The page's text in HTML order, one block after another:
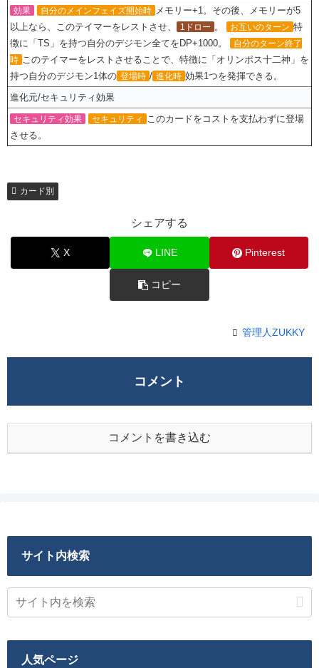
効果 自分のメインフェイズ開始時 メモリー+1。その後、メモリーが5
以上なら、このテイマーをレストさせ、
1ドロー 。 お互いのターン 特
徴に「TS」を持つ自分のデジモン全てをDP+1000。
自分のターン終了
時 このテイマーをレストさせることで、特徴に「オリンポス十二神」を
持つ自分のデジモン1体の 登場時 / 進化時 効果1つを発揮できる。
進化元/セキュリティ効果
セキュリティ効果 セキュリティ このカードをコストを支払わずに登場
させる。
カード別
シェアする
X LINE Pinterest
コピー
管理人ZUKKY
コメント
コメントを書き込む
サイト内検索
人気ページ